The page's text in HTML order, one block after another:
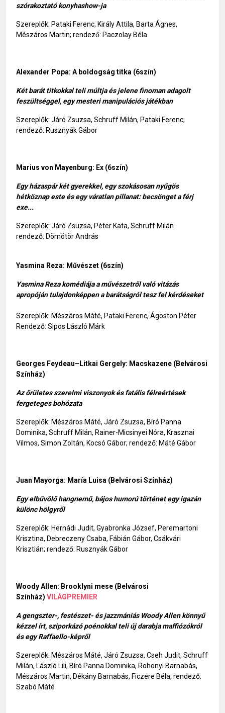
szórakoztató konyhashow-ja
Szereplők: Pataki Ferenc, Király Attila, Barta Ágnes,
Mészáros Martin; rendező: Paczolay Béla
Alexander Popa: A boldogság titka (6szín)
Két barát titkokkal teli múltja és jelene finoman adagolt
feszültséggel, egy mesteri manipulációs játékban
Szereplők: Járó Zsuzsa, Schruff Milán, Pataki Ferenc;
rendező: Rusznyák Gábor
Marius von Mayenburg: Ex (6szín)
Egy házaspár két gyerekkel, egy szokásosan nyűgös
hétköznap este és egy váratlan pillanat: becsönget a férj
exe...
Szereplők: Járó Zsuzsa, Péter Kata, Schruff Milán
rendező: Dömötör András
Yasmina Reza: Művészet (6szín)
Yasmina Reza komédiája a művészetről való vitázás
apropóján tulajdonképpen abarátságról tesz fel kérdéseket
Szereplők: Mészáros Máté, Pataki Ferenc, Ágoston Péter
Rendező: Sipos László Márk
Georges Feydeau–Litkai Gergely: Macskazene (Belvárosi
Színház)
Az őrületes szerelmi viszonyok és fatális félreértések
fergeteges bohózata
Szereplők: Mészáros Máté, Járó Zsuzsa, Bíró Panna
Dominika, Schruff Milán, Rainer-Micsinyei Nóra, Krasznai
Vilmos, Simon Zoltán, Kocsó Gábor; rendező: Máté Gábor
Juan Mayorga: María Luisa (Belvárosi Színház)
Egy elbűvölő hangnemű, bájos humorú történet egy igazán
különc hölgyről
Szereplők: Hernádi Judit, Gyabronka József, Peremartoni
Krisztina, Debreczeny Csaba, Fábián Gábor, Csákvári
Krisztián; rendező: Rusznyák Gábor
Woody Allen: Brooklyni mese (Belvárosi
Színház) VILÁGPREMIER
A gengszter-, festészet- és jazzmániás Woody Allen könnyű
kézzel írt, sziporkázó poénokkal teli új darabja maffiózókról
és egy Raffaello-képről
Szereplők: Mészáros Máté, Járó Zsuzsa, Cseh Judit, Schruff
Milán, László Lili, Bíró Panna Dominika, Rohonyi Barnabás,
Mészáros Martin, Dékány Barnabás, Ficzere Béla, rendező:
Szabó Máté